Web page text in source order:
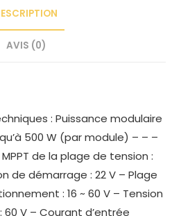
AVIS (0)
: Puissance modulaire
500 W (par module) – – –
de la plage de tension :
de démarrage : 22 V – Plage
: 16 ~ 60 V – Tension
60 V – Courant d’entrée